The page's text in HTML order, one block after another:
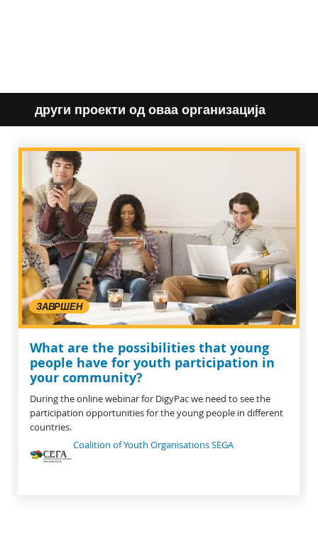
други проекти од оваа организација
ЗАВРШЕН
What are the possibilities that young
people have for youth participation in
your community?
During the online webinar for DigyPac we need to see the
participation opportunities for the young people in different
countries.
Coalition of Youth Organisations SEGA